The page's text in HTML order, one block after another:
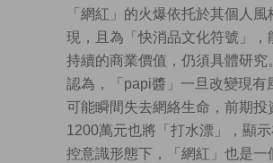
「網紅」的火爆依托於其個人風
現，且為「快消品文化符號」，
持續的商業價值，仍須具體研究
認為，「papi醬」一旦改變現有
可能瞬間失去網絡生命，前期投
1200萬元也將「打水漂」，顯
控意識形態下，「網紅」也是一